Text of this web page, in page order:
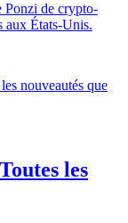
Ponzi de crypto-
aux États-Unis.
les